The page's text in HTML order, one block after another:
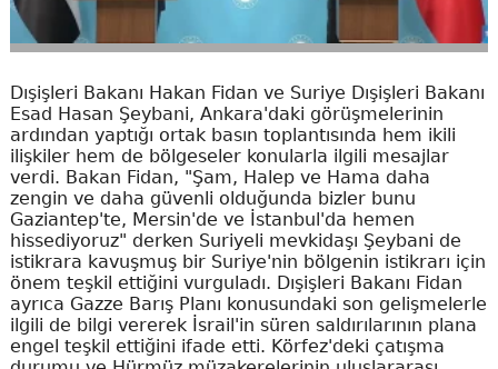
Dışişleri Bakanı Hakan Fidan ve Suriye Dışişleri Bakanı
Esad Hasan Şeybani, Ankara'daki görüşmelerinin
ardından yaptığı ortak basın toplantısında hem ikili
ilişkiler hem de bölgeseler konularla ilgili mesajlar
verdi. Bakan Fidan, "Şam, Halep ve Hama daha
zengin ve daha güvenli olduğunda bizler bunu
Gaziantep'te, Mersin'de ve İstanbul'da hemen
hissediyoruz" derken Suriyeli mevkidaşı Şeybani de
istikrara kavuşmuş bir Suriye'nin bölgenin istikrarı için
önem teşkil ettiğini vurguladı. Dışişleri Bakanı Fidan
ayrıca Gazze Barış Planı konusundaki son gelişmelerle
ilgili de bilgi vererek İsrail'in süren saldırılarının plana
engel teşkil ettiğini ifade etti. Körfez'deki çatışma